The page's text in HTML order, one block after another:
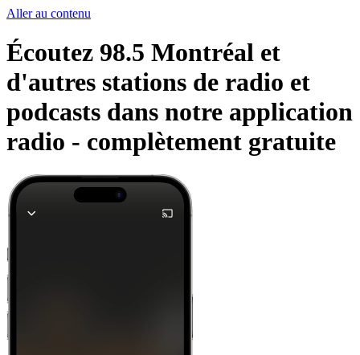
Aller au contenu
Écoutez 98.5 Montréal et
d'autres stations de radio et
podcasts dans notre application
radio - complètement gratuite